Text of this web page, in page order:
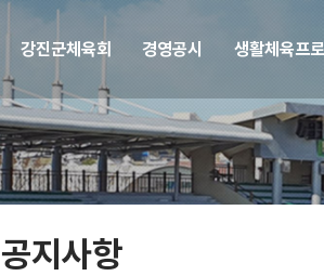
강진군체육회 경영공시 생활체육프
공지사항